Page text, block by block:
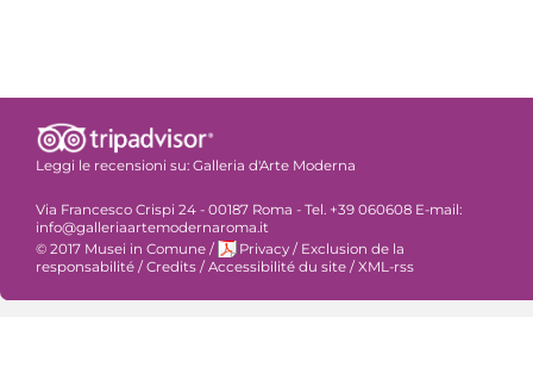
Leggi le recensioni su: Galleria d'Arte Moderna
Via Francesco Crispi 24 - 00187 Roma - Tel. +39 060608 E-mail:
info@galleriaartemodernaroma.it
© 2017 Musei in Comune / Privacy / Exclusion de la
responsabilité /Credits /Accessibilité du site /XML-rss